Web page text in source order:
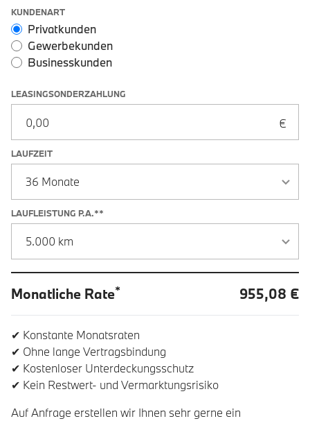
Leasingoptionen: Sonderzahlung und Laufzeit
KUNDENART
Privatkunden
Gewerbekunden
Businesskunden
LEASINGSONDERZAHLUNG
LAUFZEIT
LAUFLEISTUNG P.A.**
Monatliche Rate* 955,08 €
✔ Konstante Monatsraten
✔ Ohne lange Vertragsbindung
✔ Kostenloser Unterdeckungsschutz
✔ Kein Restwert- und Vermarktungsrisiko
Auf Anfrage erstellen wir Ihnen sehr gerne ein